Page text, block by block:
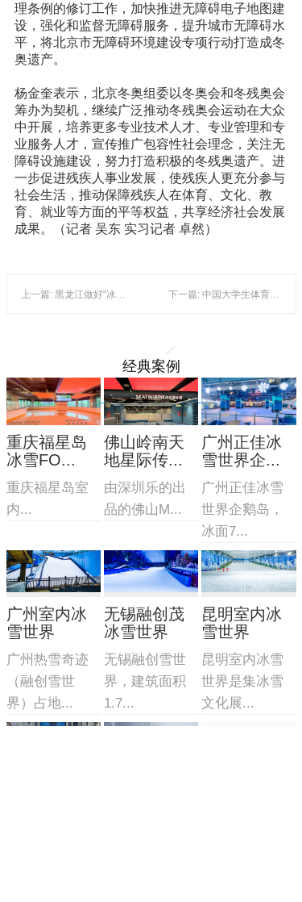
理条例的修订工作，加快推进无障碍电子地图建
设，强化和监督无障碍服务，提升城市无障碍水
平，将北京市无障碍环境建设专项行动打造成冬
奥遗产。
杨金奎表示，北京冬奥组委以冬奥会和冬残奥会
筹办为契机，继续广泛推动冬残奥会运动在大众
中开展，培养更多专业技术人才、专业管理和专
业服务人才，宣传推广包容性社会理念，关注无
障碍设施建设，努力打造积极的冬残奥遗产。进
一步促进残疾人事业发展，使残疾人更充分参与
社会生活，推动保障残疾人在体育、文化、教
育、就业等方面的平等权益，共享经济社会发展
成果。（记者 吴东 实习记者 卓然）
上一篇: 黑龙江做好“冰雪+”大文章 下一篇: 中国大学生体育协会雪上项目运动分会成立
经典案例
重庆福星岛
冰雪FO...
重庆福星岛室
内...
佛山岭南天
地星际传...
由深圳乐的出
品的佛山M...
广州正佳冰
雪世界企...
广州正佳冰雪
世界企鹅岛，
冰面7...
广州室内冰
雪世界
广州热雪奇迹
（融创雪世
界）占地...
无锡融创茂
冰雪世界
无锡融创雪世
界，建筑面积
1.7...
昆明室内冰
雪世界
昆明室内冰雪
世界是集冰雪
文化展...